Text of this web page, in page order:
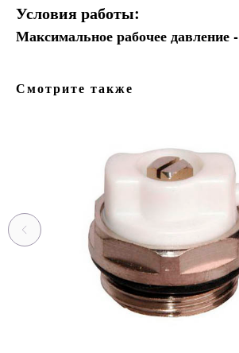
Условия работы:
Максимальное рабочее давление -
Смотрите также